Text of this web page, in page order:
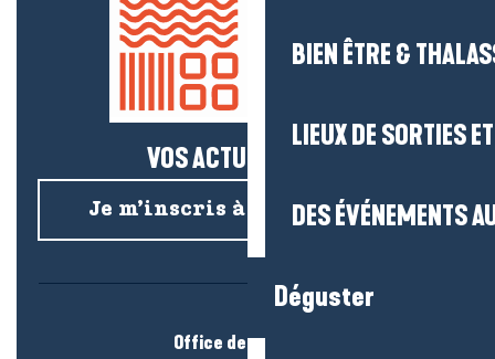
BIEN ÊTRE &
LIEUX DE SORTIES
DES ÉVÉNEMENTS
Déguster
VOS ACTUS SALÉES !
Je m’inscris à la newsletter
Office de tourisme